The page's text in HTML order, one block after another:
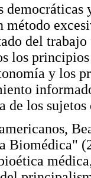
democráticas
método
del
los
y los
de los
Biomédica"